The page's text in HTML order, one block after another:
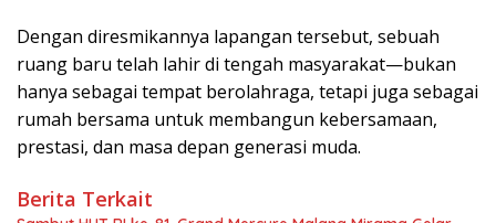
Dengan diresmikannya lapangan tersebut, sebuah
ruang baru telah lahir di tengah masyarakat—bukan
hanya sebagai tempat berolahraga, tetapi juga sebagai
rumah bersama untuk membangun kebersamaan,
prestasi, dan masa depan generasi muda.
Berita Terkait